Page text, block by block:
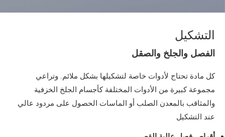
التشكيل
الفصل والجلخ والصقل
كل مادة تحتاج لأدوات خاصة لتشكيلها بشكل ملائم. وتراعي
مجموعة كبيرة من الأدوات المختلفة كأجسام الجلخ الخزفية
والمثاقب بالمعدن الصلب أو الماسات الحصول على مردود عالي
عند التشكيل